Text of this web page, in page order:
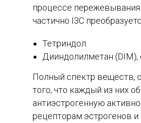
процессе пережевывания
частично I3C
Тетриндол.
Дииндолилметан (DIM),
Полный спектр веществ,
того, что каждый из них
антиэстрогенную
рецепторам эстрогенов